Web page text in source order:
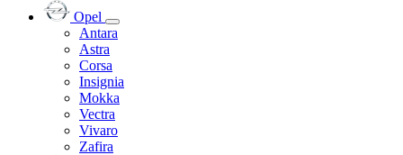
Opel
Antara
Astra
Corsa
Insignia
Mokka
Vectra
Vivaro
Zafira